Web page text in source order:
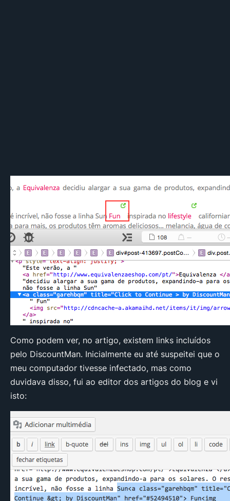
Como podem ver, no artigo, existem links incluídos
pelo DiscountMan. Inicialmente eu até suspeitei que o
meu computador tivesse infectado, mas como
duvidava disso, fui ao editor dos artigos do blog e vi
isto: